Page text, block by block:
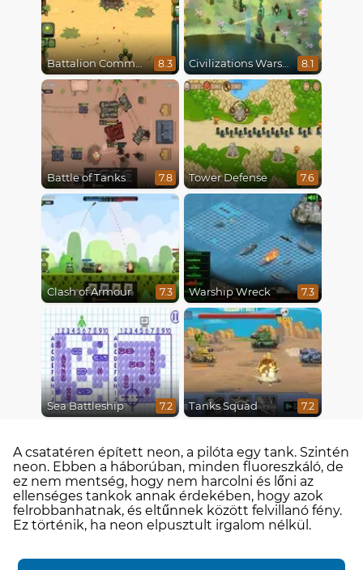
Battalion Commander 8.3 Civilizations Wars Master Edition 8.1
Battle of Tanks 7.8 Tower Defense 7.6
Clash of Armour 7.3 Warship Wreck 7.3
Sea Battleship 7.2 Tanks Squad 7.2
A csatatéren épített neon, a pilóta egy tank. Szintén
neon. Ebben a háborúban, minden fluoreszkáló, de
ez nem mentség, hogy nem harcolni és lőni az
ellenséges tankok annak érdekében, hogy azok
felrobbanhatnak, és eltűnnek között felvillanó fény.
Ez történik, ha neon elpusztult irgalom nélkül.